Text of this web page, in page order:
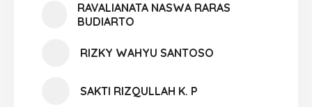
RAVALIANATA NASWA RARAS
BUDIARTO
RIZKY WAHYU SANTOSO
SAKTI RIZQULLAH K. P